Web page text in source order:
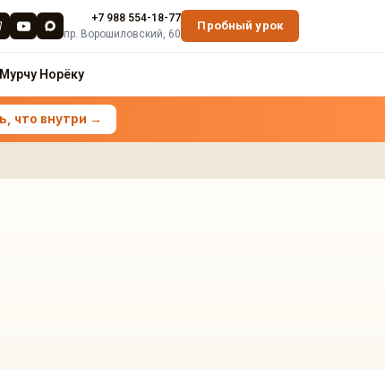
+7 988 554-18-77
пр. Ворошиловский, 60
Пробный урок
Мурчу Норёку
что внутри →